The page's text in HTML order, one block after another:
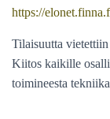
https://
Tilaisuutta
Kiitos kaikille
toimineesta